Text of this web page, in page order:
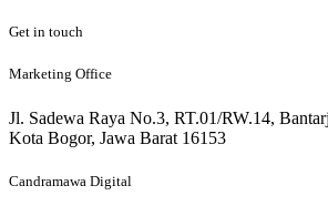
Get in touch
Marketing Office
Jl. Sadewa Raya No.3, RT.01/RW.14,
Kota Bogor, Jawa Barat 16153
Candramawa Digital